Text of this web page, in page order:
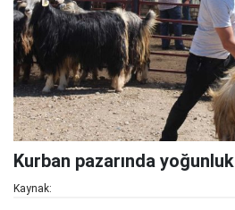
Kurban pazarında yoğunluk
Kaynak: